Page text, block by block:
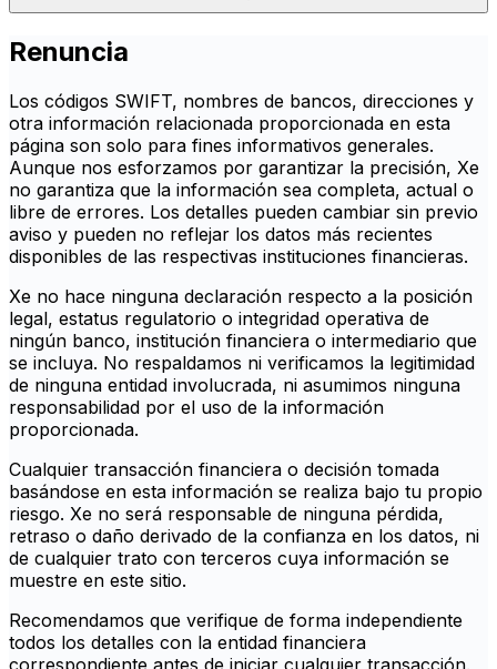
Renuncia
Los códigos SWIFT, nombres de bancos, direcciones y
otra información relacionada proporcionada en esta
página son solo para fines informativos generales.
Aunque nos esforzamos por garantizar la precisión, Xe
no garantiza que la información sea completa, actual o
libre de errores. Los detalles pueden cambiar sin previo
aviso y pueden no reflejar los datos más recientes
disponibles de las respectivas instituciones financieras.
Xe no hace ninguna declaración respecto a la posición
legal, estatus regulatorio o integridad operativa de
ningún banco, institución financiera o intermediario que
se incluya. No respaldamos ni verificamos la legitimidad
de ninguna entidad involucrada, ni asumimos ninguna
responsabilidad por el uso de la información
proporcionada.
Cualquier transacción financiera o decisión tomada
basándose en esta información se realiza bajo tu propio
riesgo. Xe no será responsable de ninguna pérdida,
retraso o daño derivado de la confianza en los datos, ni
de cualquier trato con terceros cuya información se
muestre en este sitio.
Recomendamos que verifique de forma independiente
todos los detalles con la entidad financiera